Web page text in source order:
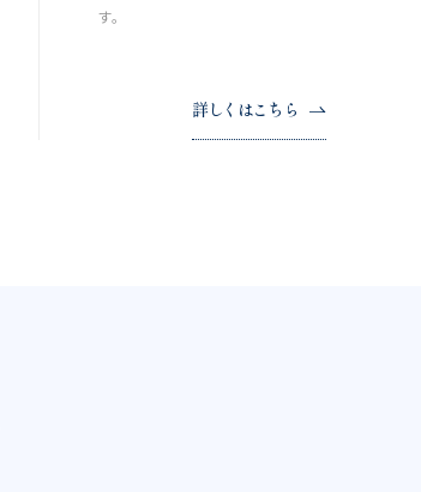
す。
詳しくはこちら